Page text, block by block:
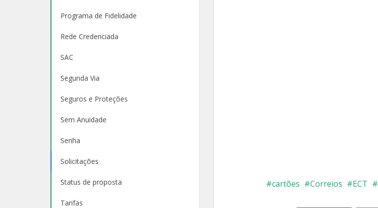
Programa de Fidelidade
Rede Credenciada
SAC
Segunda Via
Seguros e Proteções
Sem Anuidade
Senha
Solicitações
Status de proposta
Tarifas
cartões Correios ECT